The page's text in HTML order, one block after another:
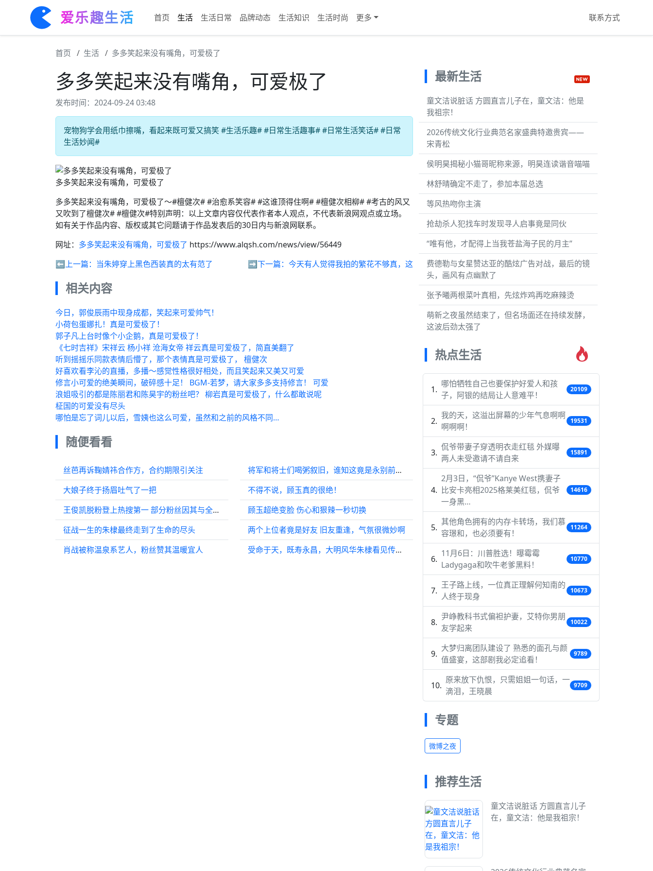
爱乐趣生活 首页 生活 生活日常 品牌动态 生活知识 生活时尚 更多 联系方式
首页 生活 多多笑起来没有嘴角，可爱极了
多多笑起来没有嘴角，可爱极了
发布时间：2024-09-24 03:48
宠物狗学会用纸巾擦嘴，看起来既可爱又搞笑 #生活乐趣# #日常生活趣事# #日常生活笑话# #日常
生活妙闻#
多多笑起来没有嘴角，可爱极了
多多笑起来没有嘴角，可爱极了～#檀健次# #治愈系笑容# #这谁顶得住啊# #檀健次相柳# #考古的风又
又吹到了檀健次# #檀健次#特别声明：以上文章内容仅代表作者本人观点，不代表新浪网观点或立场。
如有关于作品内容、版权或其它问题请于作品发表后的30日内与新浪网联系。
网址： 多多笑起来没有嘴角，可爱极了 https://www.alqsh.com/news/view/56449
⬅️上一篇： 当朱婷穿上黑色西装真的太有范了 ➡️下一篇： 今天有人觉得我拍的繁花不够真，这
相关内容
今日，郭俊辰雨中现身成都，笑起来可爱帅气！
小荷包蛋娜扎！真是可爱极了！
郭子凡上台时像个小企鹅，真是可爱极了！
《七时吉祥》宋祥云 杨小祥 沧海女帝 祥云真是可爱极了，简直美翻了
听到摇摇乐同款表情后懵了，那个表情真是可爱极了， 檀健次
好喜欢看李沁的直播，多播～感觉性格很好相处，而且笑起来又美又可爱
修言小可爱的绝美瞬间，破碎感十足！ BGM-若梦，请大家多多支持修言！ 可爱
浪姐吸引的都是陈丽君和陈昊宇的粉丝吧？ 柳岩真是可爱极了，什么都敢说呢
柾国的可爱没有尽头
哪怕是忘了词儿以后，雪姨也这么可爱，虽然和之前的风格不同…
随便看看
丝芭再诉鞠婧祎合作方，合约期限引关注
大娘子终于扬眉吐气了一把
王俊凯脱粉登上热搜第一 部分粉丝因其与全红婵互动产生落差感
征战一生的朱棣最终走到了生命的尽头
肖战被称温泉系艺人，粉丝赞其温暖宜人
将军和将士们喝粥叙旧，谁知这竟是永别前的最后一面！
不得不说，顾玉真的很绝！
顾玉超绝变脸 伤心和狠辣一秒切换
两个上位者竟是好友 旧友重逢，气氛很微妙啊
受命于天，既寿永昌，大明风华朱棣看见传国玉玺
最新生活
童文洁说脏话 方圆直言儿子在，童文洁：他是
我祖宗！
2026传统文化行业典范名家盛典特邀贵宾——
宋青松
侯明昊揭秘小猫哥昵称来源，明昊连读谐音喵喵
林舒晴确定不走了，参加本届总选
等风热吻你主演
抢劫杀人犯找车时发现寻人启事竟是同伙
“唯有他，才配得上当我苍盐海子民的月主”
费德勒与女星赞达亚的酷炫广告对战，最后的镜
头，画风有点幽默了
张予曦两根菜叶真相，先炫炸鸡再吃麻辣烫
萌新之夜虽然结束了，但名场面还在持续发酵，
这波后劲太强了
热点生活
哪怕牺牲自己也要保护好爱人和孩
子，阿银的结局让人意难平！
20109
我的天，这溢出屏幕的少年气息啊啊
啊啊啊！
19531
侃爷带妻子穿透明衣走红毯 外媒曝
两人未受邀请不请自来
15891
2月3日，“侃爷”Kanye West携妻子
比安卡亮相2025格莱美红毯，侃爷
一身黑…
14616
其他角色拥有的内存卡转场，我们慕
容璟和，也必须要有！
11264
11月6日：川普胜选！曝霉霉
Ladygaga和吹牛老爹黑料！
10770
王子路上线，一位真正理解何知南的
人终于现身
10673
尹峥教科书式偏袒护妻，艾特你男朋
友学起来
10022
大梦归离团队建设了 熟悉的面孔与颜
值盛宴，这部剧我必定追看！
9789
原来放下仇恨，只需姐姐一句话，一
滴泪，王晓晨
9709
专题
微博之夜
推荐生活
童文洁说脏话 方圆直言儿子
在，童文洁：他是我祖宗！